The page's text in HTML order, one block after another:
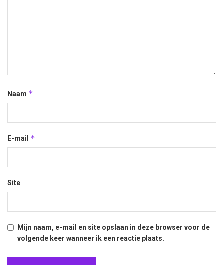
Naam *
E-mail *
Site
Mijn naam, e-mail en site opslaan in deze browser voor de
volgende keer wanneer ik een reactie plaats.